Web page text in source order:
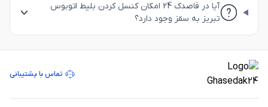
آیا در قاصدک 24 امکان کنسل کردن بلیط اتوبوس
تبریز به سقز وجود دارد؟
تماس با پشتیبانی